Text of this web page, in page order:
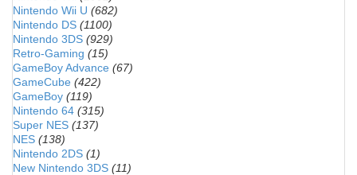
Nintendo Wii U (682)
Nintendo DS (1100)
Nintendo 3DS (929)
Retro-Gaming (15)
GameBoy Advance (67)
GameCube (422)
GameBoy (119)
Nintendo 64 (315)
Super NES (137)
NES (138)
Nintendo 2DS (1)
New Nintendo 3DS (11)